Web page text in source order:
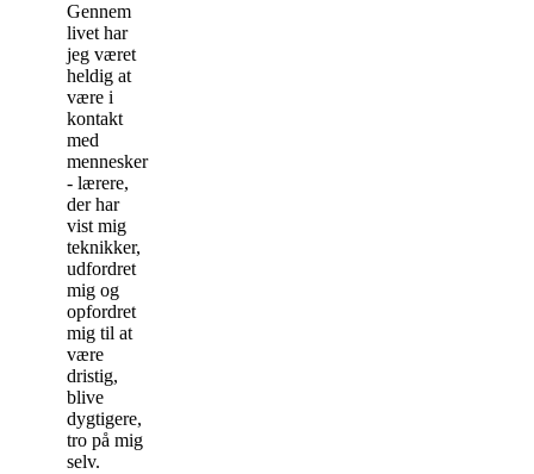
Gennem
livet har
jeg været
heldig at
være i
kontakt
med
mennesker
- lærere,
der har
vist mig
teknikker,
udfordret
mig og
opfordret
mig til at
være
dristig,
blive
dygtigere,
tro på mig
selv.